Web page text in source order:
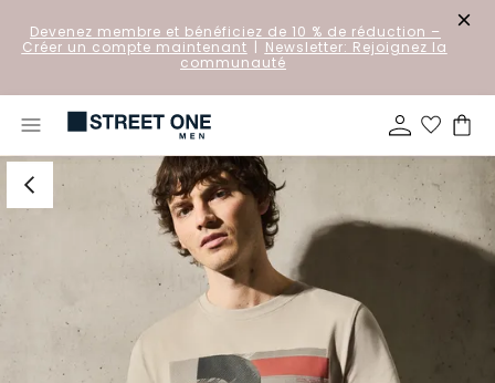
Devenez membre et bénéficiez de 10 % de réduction –
Créer un compte maintenant | Newsletter: Rejoignez la
communauté